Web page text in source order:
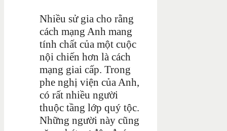
Nhiều sử gia cho rằng
cách mạng Anh mang
tính chất của một cuộc
nội chiến hơn là cách
mạng giai cấp. Trong
phe nghị viện của Anh,
có rất nhiều người
thuộc tầng lớp quý tộc.
Những người này cũng